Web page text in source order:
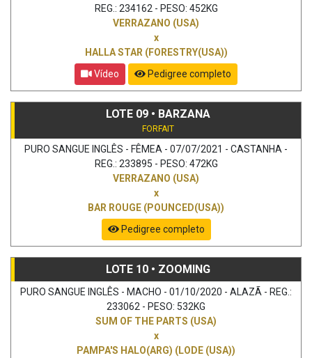
REG.: 234162 - PESO: 452KG
VERRAZANO (USA)
x
HALLA STAR (FORESTRY(USA))
Vídeo
Pedigree completo
LOTE 09 • BARZANA
FORFAIT
PURO SANGUE INGLÊS - FÊMEA - 07/07/2021 - CASTANHA -
REG.: 233895 - PESO: 472KG
VERRAZANO (USA)
x
BAR ROUGE (POUNCED(USA))
Pedigree completo
LOTE 10 • ZOOMING
PURO SANGUE INGLÊS - MACHO - 01/10/2020 - ALAZÃ - REG.:
233062 - PESO: 532KG
SUM OF THE PARTS (USA)
x
PAMPA'S HALO(ARG) (LODE (USA))